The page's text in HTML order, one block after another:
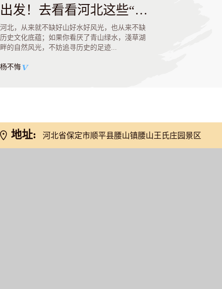
出发！去看看河北这些“有故事”的景区
河北，从来就不缺好山好水好风光，也从来不缺
历史文化底蕴；如果你看厌了青山绿水，淺草湖
畔的自然风光，不妨追寻历史的足迹...
杨不悔
地址: 河北省保定市顺平县腰山镇腰山王氏庄园景区